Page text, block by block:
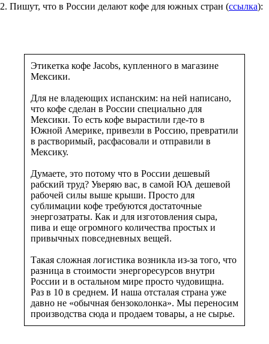
2. Пишут, что в России делают кофе для южных стран (ссылка):
Этикетка кофе Jacobs, купленного в магазине
Мексики.
Для не владеющих испанским: на ней написано,
что кофе сделан в России специально для
Мексики. То есть кофе вырастили где-то в
Южной Америке, привезли в Россию, превратили
в растворимый, расфасовали и отправили в
Мексику.
Думаете, это потому что в России дешевый
рабский труд? Уверяю вас, в самой ЮА дешевой
рабочей силы выше крыши. Просто для
сублимации кофе требуются достаточные
энергозатраты. Как и для изготовления сыра,
пива и еще огромного количества простых и
привычных повседневных вещей.
Такая сложная логистика возникла из-за того, что
разница в стоимости энергоресурсов внутри
России и в остальном мире просто чудовищна.
Раз в 10 в среднем. И наша отсталая страна уже
давно не «обычная бензоколонка». Мы переносим
производства сюда и продаем товары, а не сырье.